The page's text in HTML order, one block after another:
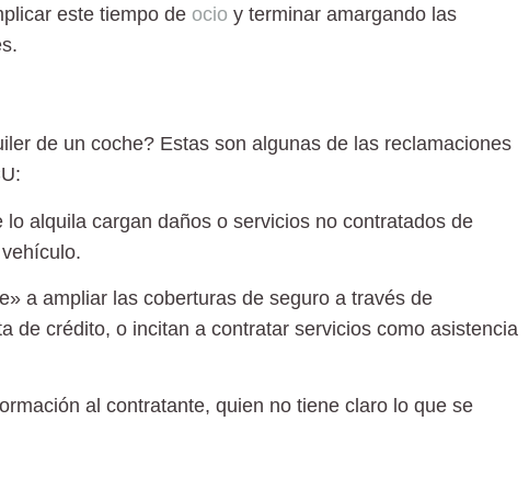
este tiempo de ocio y terminar amargando las
de un coche? Estas son algunas de las reclamaciones
alquila cargan daños o servicios no contratados de
a ampliar las coberturas de seguro a través de
de crédito, o incitan a contratar servicios como asistencia
al contratante, quien no tiene claro lo que se